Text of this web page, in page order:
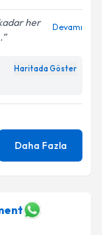
her
Devamı
Haritada Göster
Daha Fazla